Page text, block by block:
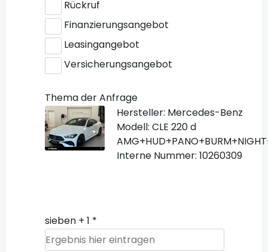
Rückruf
Finanzierungsangebot
Leasingangebot
Versicherungsangebot
Thema der Anfrage
Hersteller: Mercedes-Benz
Modell: CLE 220 d
Interne Nummer: 10260309
sieben + 1 *